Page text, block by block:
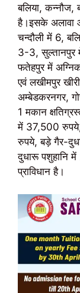
बलिया, कन्नौज,
है।इसके अलावा
चन्दौली में 6,
3-3, सुल्तानपुर
फतेहपुर में
एवं लखीमपुर
अम्बेडकरनगर,
1 मकान
में 37,500
रुपये, बड़े गैर-
दुधारू पशुहानि
प्राविधान है।